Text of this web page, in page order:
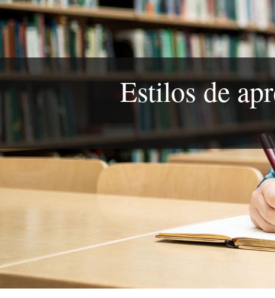
Estilos de